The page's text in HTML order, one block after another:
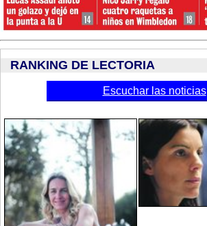
RANKING DE LECTORIA
Escuchar las noticias